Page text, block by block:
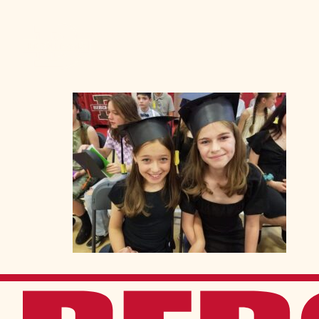
Frais généraux
Portes ouvertes
Bourses d’études
Tenue vestimentaire
Équipes sportives
Nos valeurs
Calendrier scolaire
Événements